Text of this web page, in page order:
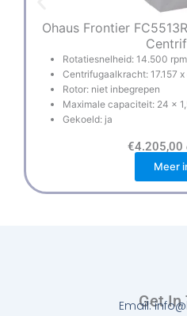
Ohaus Frontier
Rotatiesnelheid: 14.500 rpm
Centrifugaalkracht: 17.157 x
Rotor: niet inbegrepen
Maximale capaciteit: 24 x
Gekoeld: ja
€4.205,00
Meer
Get In
Email: